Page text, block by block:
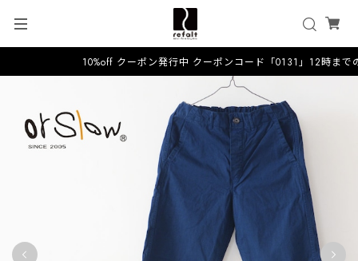
10%off クーポン発行中 クーポンコード「0131」12時まで